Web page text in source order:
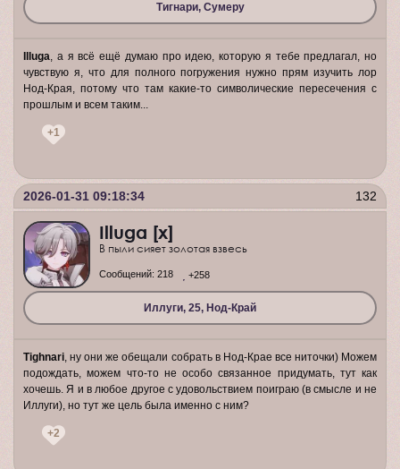
Тигнари, Сумеру
Illuga, а я всё ещё думаю про идею, которую я тебе предлагал, но
чувствую я, что для полного погружения нужно прям изучить лор
Нод-Края, потому что там какие-то символические пересечения с
прошлым и всем таким...
+1
132
2026-01-31 09:18:34
Illuga [x]
В пыли сияет золотая взвесь
Иллуги, 25, Нод-Край
Сообщений: 218 +258
Tighnari, ну они же обещали собрать в Нод-Крае все ниточки) Можем
подождать, можем что-то не особо связанное придумать, тут как
хочешь. Я и в любое другое с удовольствием поиграю (в смысле и не
Иллуги), но тут же цель была именно с ним?
+2